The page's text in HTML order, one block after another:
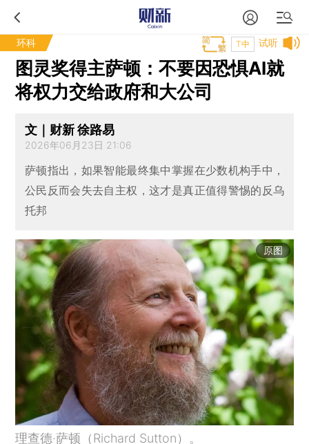
环科 试听
T中
图灵奖得主萨顿：不要因恐惧AI就
将权力交给政府和大公司
文｜财新 徐路易
2026年06月23日 21:06
萨顿指出，如果智能最终集中掌握在少数机构手中，
公民反而会失去自主权，这才是真正值得警惕的反乌
托邦
原图
理查德·萨顿（Richard Sutton）。